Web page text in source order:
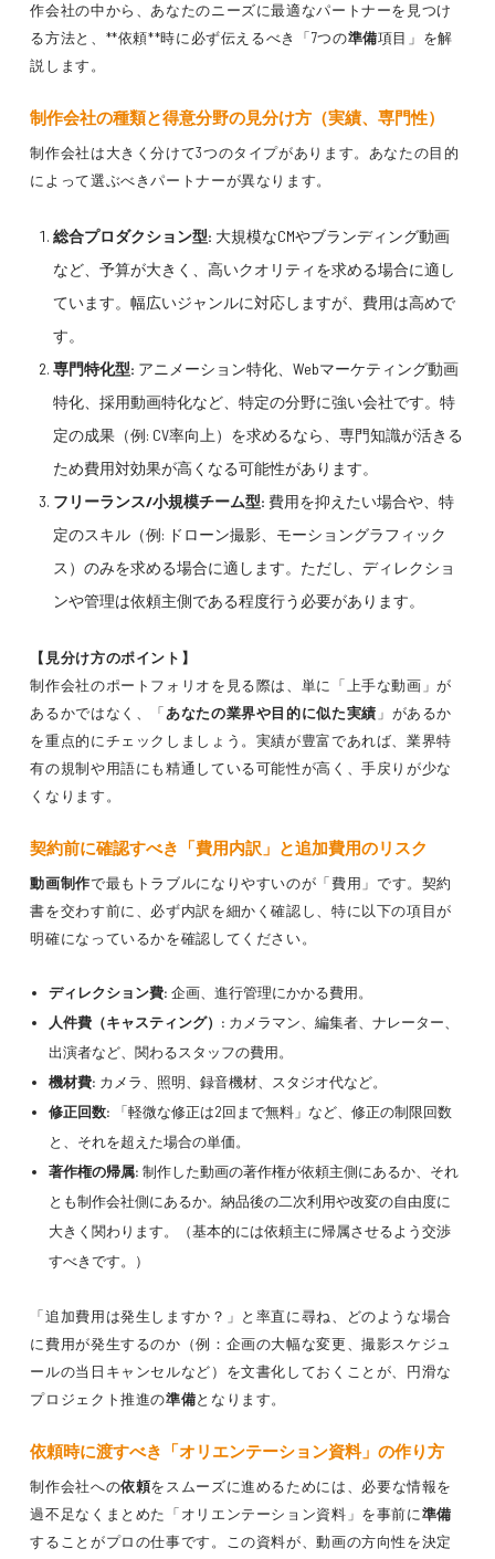
作会社の中から、あなたのニーズに最適なパートナーを見つけ
る方法と、**依頼**時に必ず伝えるべき「7つの準備項目」を解
説します。
制作会社の種類と得意分野の見分け方（実績、専門性）
制作会社は大きく分けて3つのタイプがあります。あなたの目的
によって選ぶべきパートナーが異なります。
総合プロダクション型: 大規模なCMやブランディング動画
など、予算が大きく、高いクオリティを求める場合に適し
ています。幅広いジャンルに対応しますが、費用は高めで
す。
専門特化型: アニメーション特化、Webマーケティング動画
特化、採用動画特化など、特定の分野に強い会社です。特
定の成果（例: CV率向上）を求めるなら、専門知識が活きる
ため費用対効果が高くなる可能性があります。
フリーランス/小規模チーム型: 費用を抑えたい場合や、特
定のスキル（例: ドローン撮影、モーショングラフィック
ス）のみを求める場合に適します。ただし、ディレクショ
ンや管理は依頼主側である程度行う必要があります。
【見分け方のポイント】
制作会社のポートフォリオを見る際は、単に「上手な動画」が
あるかではなく、「あなたの業界や目的に似た実績 」があるか
を重点的にチェックしましょう。実績が豊富であれば、業界特
有の規制や用語にも精通している可能性が高く、手戻りが少な
くなります。
契約前に確認すべき「費用内訳」と追加費用のリスク
動画制作で最もトラブルになりやすいのが「費用」です。契約
書を交わす前に、必ず内訳を細かく確認し、特に以下の項目が
明確になっているかを確認してください。
ディレクション費: 企画、進行管理にかかる費用。
人件費（キャスティング）: カメラマン、編集者、ナレーター、
出演者など、関わるスタッフの費用。
機材費: カメラ、照明、録音機材、スタジオ代など。
修正回数: 「軽微な修正は2回まで無料」など、修正の制限回数
と、それを超えた場合の単価。
著作権の帰属: 制作した動画の著作権が依頼主側にあるか、それ
とも制作会社側にあるか。納品後の二次利用や改変の自由度に
大きく関わります。（基本的には依頼主に帰属させるよう交渉
すべきです。）
「追加費用は発生しますか？」と率直に尋ね、どのような場合
に費用が発生するのか（例：企画の大幅な変更、撮影スケジュ
ールの当日キャンセルなど）を文書化しておくことが、円滑な
プロジェクト推進の準備となります。
依頼時に渡すべき「オリエンテーション資料」の作り方
制作会社への依頼をスムーズに進めるためには、必要な情報を
過不足なくまとめた「オリエンテーション資料」を事前に準備
することがプロの仕事です。この資料が、動画の方向性を決定